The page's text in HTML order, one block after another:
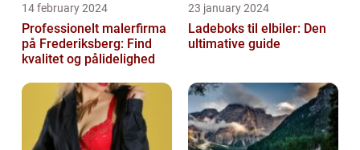
14 february 2024
Professionelt malerfirma
på Frederiksberg: Find
kvalitet og pålidelighed
23 january 2024
Ladeboks til elbiler: Den
ultimative guide